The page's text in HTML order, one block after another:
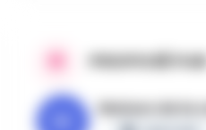
PROPOSÉ PAR
Maison de la